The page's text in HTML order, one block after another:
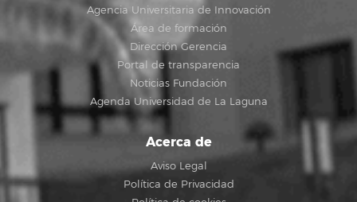
Agencia Universitaria de Innovación
Área de formación
Dirección Gerencia
Portal de transparencia
Noticias Fundación
Agenda Universidad de La Laguna
Acerca de
Aviso Legal
Política de Privacidad